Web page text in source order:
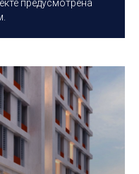
предусмотрена